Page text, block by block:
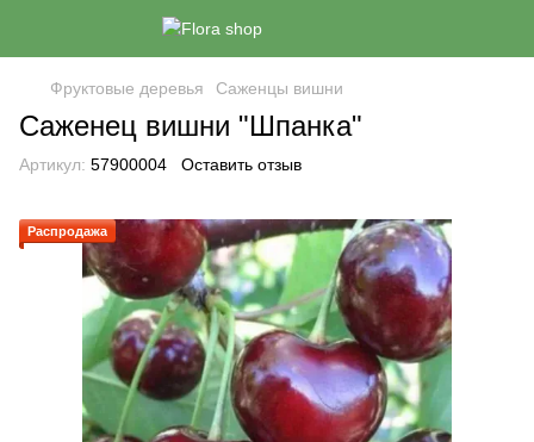
Фруктовые деревья Саженцы вишни
Саженец вишни "Шпанка"
Артикул: 57900004 Оставить отзыв
Распродажа